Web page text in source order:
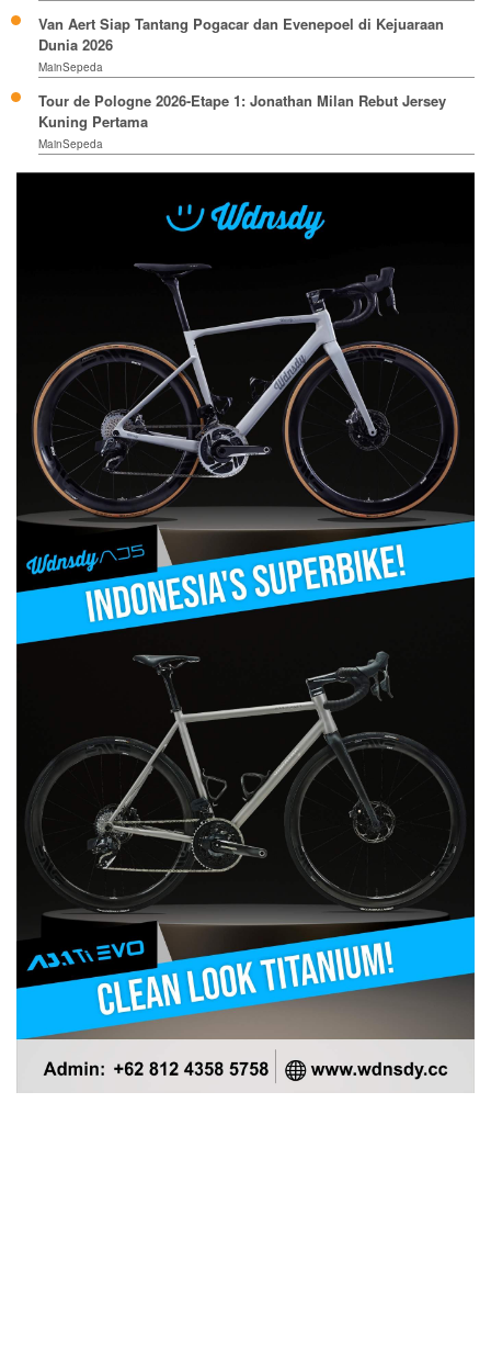
Van Aert Siap Tantang Pogacar dan Evenepoel di Kejuaraan
Dunia 2026
MainSepeda
Tour de Pologne 2026-Etape 1: Jonathan Milan Rebut Jersey
Kuning Pertama
MainSepeda